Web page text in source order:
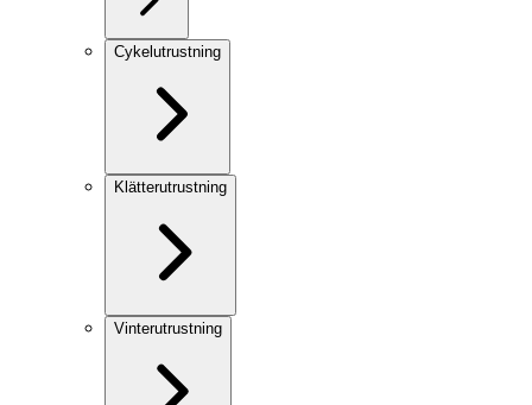
Cykelutrustning
Klätterutrustning
Vinterutrustning